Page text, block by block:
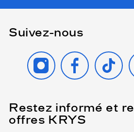
Suivez-nous
INSTAGRAMFACEBOOK
TIKTOK
Restez informé et
offres KRYS
Name
(Ce
champ
est
obligatoire)